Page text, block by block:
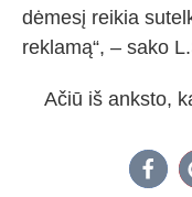
dėmesį reikia
reklamą“, – sako
Ačiū iš anksto,